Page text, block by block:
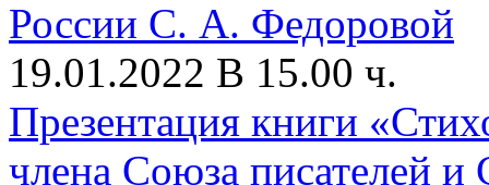
19.01.2022 В 15.00 ч.
Презентация книги
члена Союза писателей